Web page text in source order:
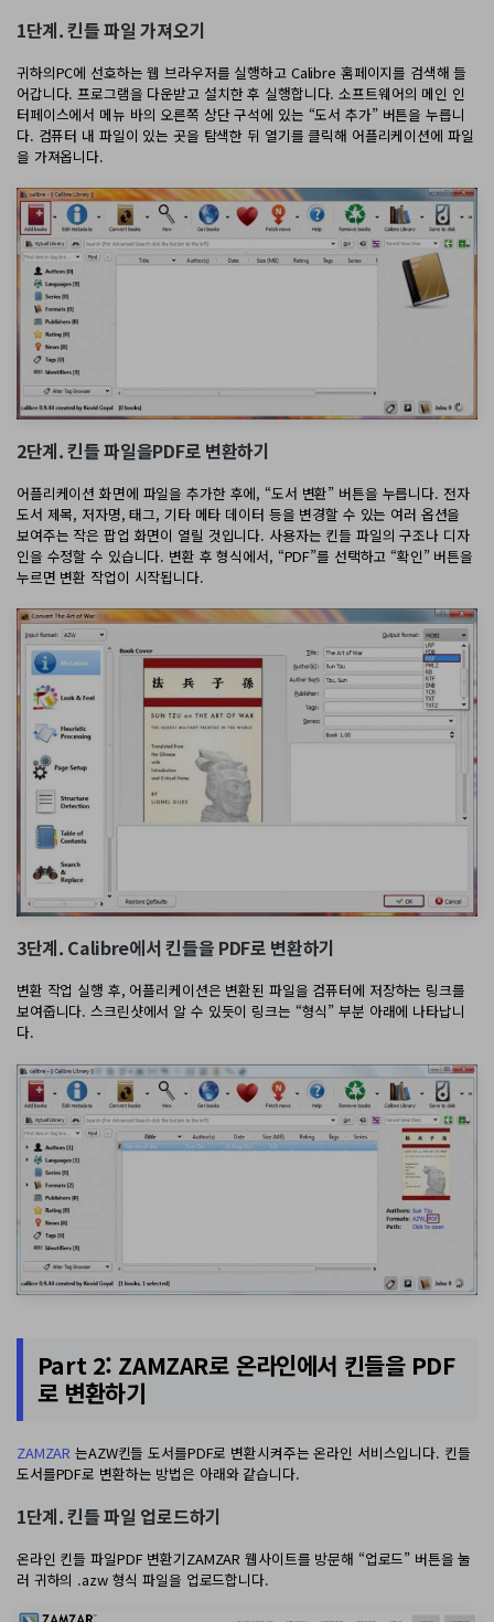
PDF 데이터 추출
AI PDF 요약기
PDF 전자 서명
모든 기능 알아보기
1단계. 킨들 파일 가져오기
귀하의PC에 선호하는 웹 브라우저를 실행하고 Calibre 홈페이지를 검색해 들
어갑니다. 프로그램을 다운받고 설치한 후 실행합니다. 소프트웨어의 메인 인
터페이스에서 메뉴 바의 오른쪽 상단 구석에 있는 “도서 추가” 버튼을 누릅니
다. 컴퓨터 내 파일이 있는 곳을 탐색한 뒤 열기를 클릭해 어플리케이션에 파일
을 가져옵니다.
2단계. 킨들 파일을PDF로 변환하기
어플리케이션 화면에 파일을 추가한 후에, “도서 변환” 버튼을 누릅니다. 전자
도서 제목, 저자명, 태그, 기타 메타 데이터 등을 변경할 수 있는 여러 옵션을
보여주는 작은 팝업 화면이 열릴 것입니다. 사용자는 킨들 파일의 구조나 디자
인을 수정할 수 있습니다. 변환 후 형식에서, “PDF”를 선택하고 “확인” 버튼을
누르면 변환 작업이 시작됩니다.
3단계. Calibre에서 킨들을 PDF로 변환하기
변환 작업 실행 후, 어플리케이션은 변환된 파일을 컴퓨터에 저장하는 링크를
보여줍니다. 스크린샷에서 알 수 있듯이 링크는 “형식” 부분 아래에 나타납니
다.
Part 2: ZAMZAR로 온라인에서 킨들을 PDF
로 변환하기
ZAMZAR 는AZW킨들 도서를PDF로 변환시켜주는 온라인 서비스입니다. 킨들
도서를PDF로 변환하는 방법은 아래와 같습니다.
1단계. 킨들 파일 업로드하기
온라인 킨들 파일PDF 변환기ZAMZAR 웹사이트를 방문해 “업로드” 버튼을 눌
러 귀하의 .azw 형식 파일을 업로드합니다.